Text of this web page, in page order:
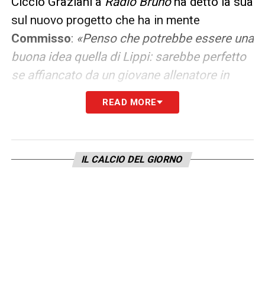
sul nuovo progetto che ha in mente
Commisso: «Penso che potrebbe essere una
buona idea quella di Lippi: sarebbe perfetto
se affiancato da un giovane allenatore in
rampa di lancio. Sarebbe un valore immenso
per una squadra che deve ritrovare la propria
dipenderà dalla considerazione che
READ MORE
IL CALCIO DEL GIORNO